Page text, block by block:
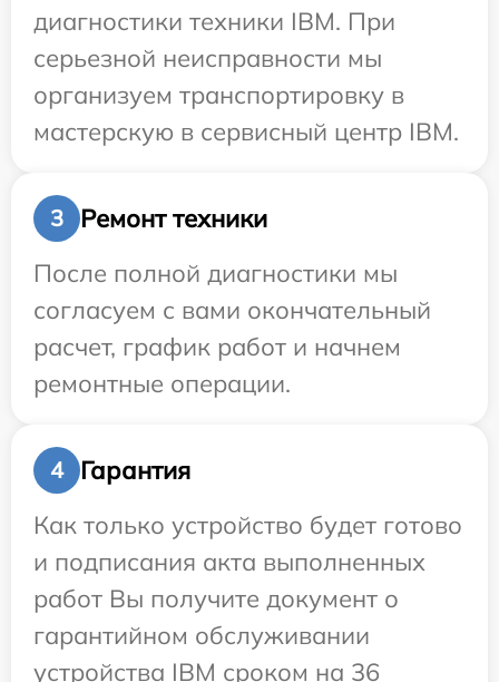
диагностики техники IBM. При
серьезной неисправности мы
организуем транспортировку в
мастерскую в сервисный центр IBM.
3
Ремонт техники
После полной диагностики мы
согласуем с вами окончательный
расчет, график работ и начнем
ремонтные операции.
4
Гарантия
Как только устройство будет готово
и подписания акта выполненных
работ Вы получите документ о
гарантийном обслуживании
устройства IBM сроком на 36